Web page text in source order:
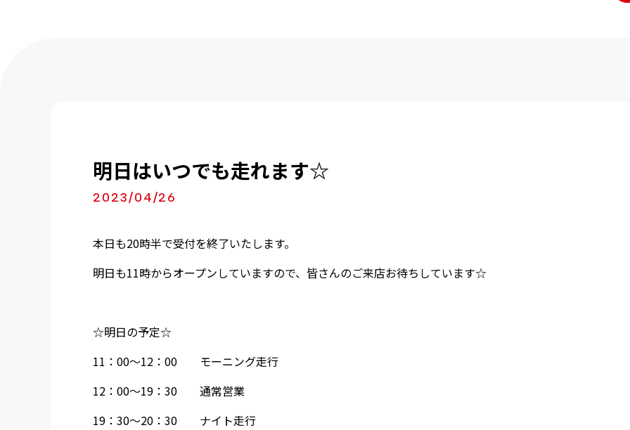
明日はいつでも走れます☆
2023/04/26
本日も20時半で受付を終了いたします。
明日も11時からオープンしていますので、皆さんのご来店お待ちしています☆
☆明日の予定☆
11：00～12：00 モーニング走行
12：00～19：30 通常営業
19：30～20：30 ナイト走行